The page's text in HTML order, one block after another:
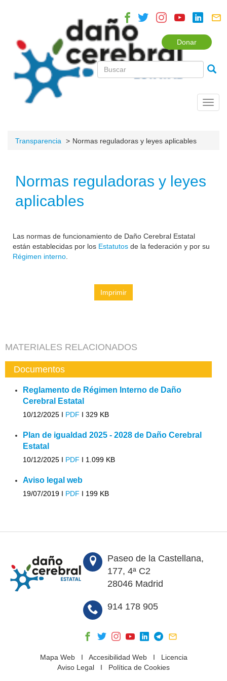
Donar
Transparencia Normas reguladoras y leyes aplicables
Normas reguladoras y leyes
aplicables
Las normas de funcionamiento de Daño Cerebral Estatal
están establecidas por los Estatutos de la federación y por su
Régimen interno
Imprimir
MATERIALES RELACIONADOS
Documentos
Reglamento de Régimen Interno de Daño
Cerebral Estatal
10/12/2025 I PDF I 329 KB
Plan de igualdad 2025 - 2028 de Daño Cerebral
Estatal
10/12/2025 I PDF I 1.099 KB
Aviso legal web
19/07/2019 I PDF I 199 KB
Paseo de la Castellana,
177, 4ª C2
28046 Madrid
914 178 905
Mapa WebI Accesibilidad WebI Licencia
Aviso Legal I Política de Cookies